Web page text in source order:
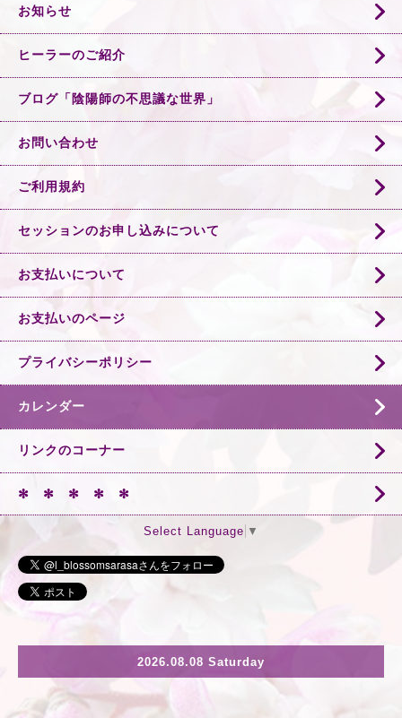
お知らせ
ヒーラーのご紹介
ブログ「陰陽師の不思議な世界」
お問い合わせ
ご利用規約
セッションのお申し込みについて
お支払いについて
お支払いのページ
プライバシーポリシー
カレンダー
リンクのコーナー
✻ ✻ ✻ ✻ ✻
Select Language ▼
2026.08.08 Saturday